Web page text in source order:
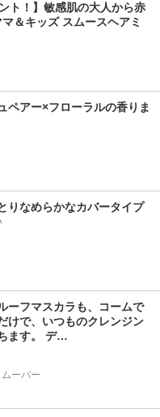
ト！】敏感肌の大人から赤
＆キッズ スムースヘアミ
ペアー×フローラルの香りま
りなめらかなカバータイプ
ーフマスカラも、コームで
けで、いつものクレンジン
ます。 デ…
ーバー